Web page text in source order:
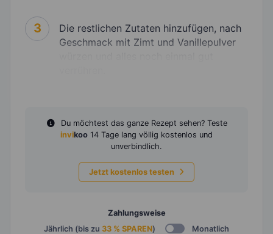
3
Die restlichen Zutaten hinzufügen, nach
Geschmack mit Zimt und Vanillepulver
Du möchtest das ganze Rezept sehen? Teste
invikoo 14 Tage lang völlig kostenlos und
unverbindlich.
Jetzt kostenlos testen
Zahlungsweise
Jährlich (bis zu 33 % SPAREN) Monatlich